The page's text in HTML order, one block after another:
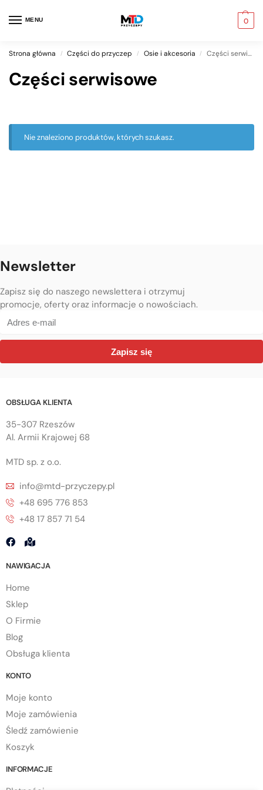
MENU 0
Strona główna / Części do przyczep / Osie i akcesoria / Części serwisowe
Części serwisowe
Nie znaleziono produktów, których szukasz.
Newsletter
Zapisz się do naszego newslettera i otrzymuj
promocje, oferty oraz informacje o nowościach.
Zapisz się
OBSŁUGA KLIENTA
35-307 Rzeszów
Al. Armii Krajowej 68
MTD sp. z o.o.
info@mtd-przyczepy.pl
+48 695 776 853
+48 17 857 71 54
NAWIGACJA
Home
Sklep
O Firmie
Blog
Obsługa klienta
KONTO
Moje konto
Moje zamówienia
Śledź zamówienie
Koszyk
INFORMACJE